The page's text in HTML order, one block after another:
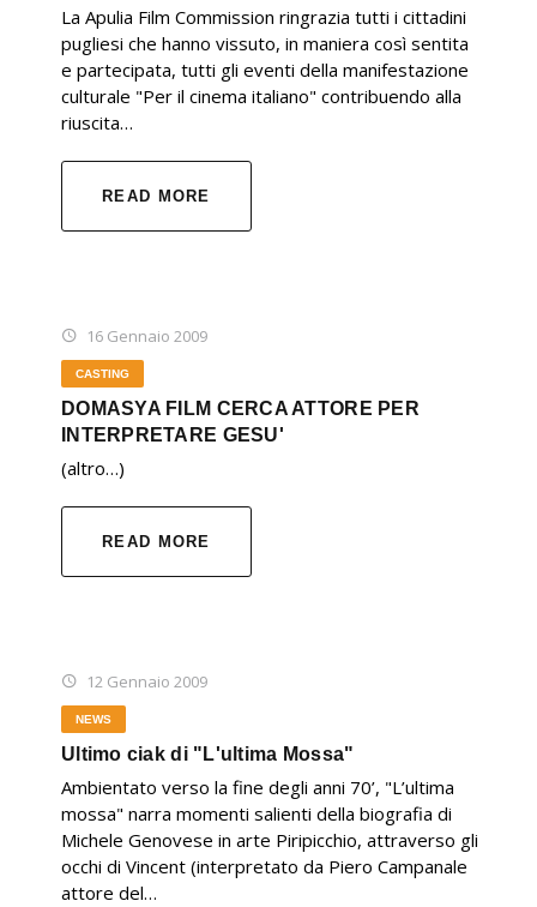
La Apulia Film Commission ringrazia tutti i cittadini
pugliesi che hanno vissuto, in maniera così sentita
e partecipata, tutti gli eventi della manifestazione
culturale "Per il cinema italiano" contribuendo alla
riuscita…
READ MORE
16 Gennaio 2009
CASTING
DOMASYA FILM CERCA ATTORE PER
INTERPRETARE GESU'
(altro…)
READ MORE
12 Gennaio 2009
NEWS
Ultimo ciak di "L'ultima Mossa"
Ambientato verso la fine degli anni 70’, "L’ultima
mossa" narra momenti salienti della biografia di
Michele Genovese in arte Piripicchio, attraverso gli
occhi di Vincent (interpretato da Piero Campanale
attore del…